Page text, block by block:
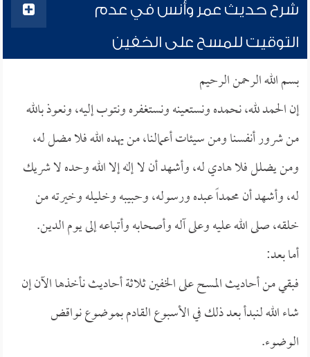
شرح حديث عمر وأنس في عدم
التوقيت للمسح على الخفين
بسم الله الرحمن الرحيم
إن الحمد لله، نحمده ونستعينه ونستغفره ونتوب إليه، ونعوذ بالله
من شرور أنفسنا ومن سيئات أعمالنا، من يهده الله فلا مضل له،
ومن يضلل فلا هادي له، وأشهد أن لا إله إلا الله وحده لا شريك
له، وأشهد أن محمداً عبده ورسوله، وحبيبه وخليله وخيرته من
خلقه، صلى الله عليه وعلى آله وأصحابه وأتباعه إلى يوم الدين.
أما بعد:
فبقي من أحاديث المسح على الخفين ثلاثة أحاديث نأخذها الآن إن
شاء الله لنبدأ بعد ذلك في الأسبوع القادم بموضوع نواقض
الوضوء.